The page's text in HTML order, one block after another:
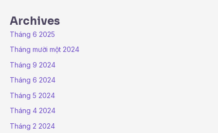
Archives
Tháng 6 2025
Tháng mười một 2024
Tháng 9 2024
Tháng 6 2024
Tháng 5 2024
Tháng 4 2024
Tháng 2 2024